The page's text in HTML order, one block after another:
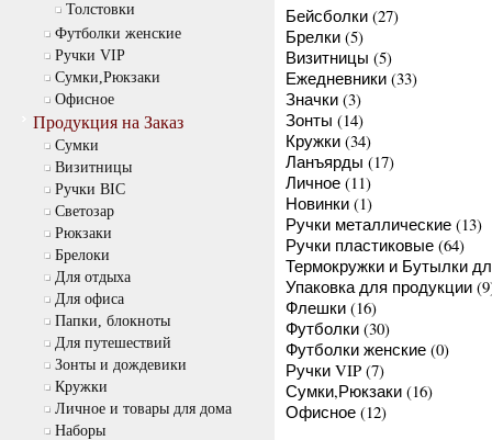
Толстовки
Футболки женские
Ручки VIP
Сумки,Рюкзаки
Офисное
Продукция на Заказ
Cумки
Визитницы
Ручки BIC
Светозар
Рюкзаки
Брелоки
Для отдыха
Для офиса
Папки, блокноты
Для путешествий
Зонты и дождевики
Кружки
Личное и товары для дома
Наборы
Бейсболки (27)
Брелки (5)
Визитницы (5)
Ежедневники (33)
Значки (3)
Зонты (14)
Кружки (34)
Ланъярды (17)
Личное (11)
Новинки (1)
Ручки металлические (13)
Ручки пластиковые (64)
Термокружки и Бутылки
Упаковка для продукции
Флешки (16)
Футболки (30)
Футболки женские (0)
Ручки VIP (7)
Сумки,Рюкзаки (16)
Офисное (12)